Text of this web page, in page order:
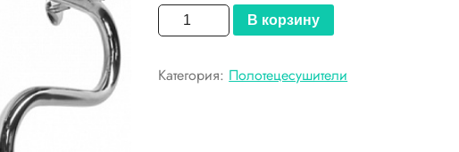
Количество
товара
Полотенцесушитель
В корзину
Категория: Полотецесушители